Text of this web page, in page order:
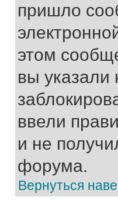
пришло
этом
вы указали
ввели
и не
форума.
Вернуться